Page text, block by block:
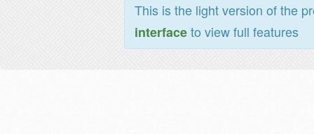
This is the light version of the
interfaceto view full features